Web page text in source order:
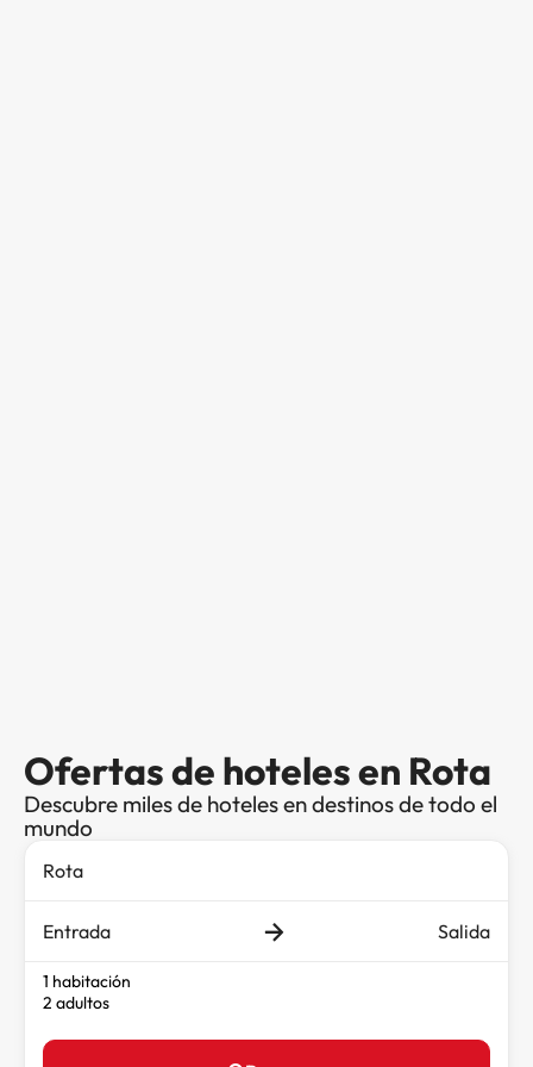
Ofertas de hoteles en Rota
Descubre miles de hoteles en destinos de todo el
mundo
Entrada Salida
1 habitación
2 adultos